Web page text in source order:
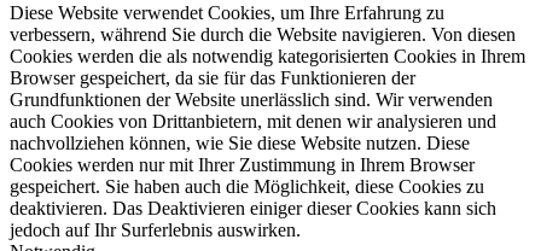
Diese Website verwendet Cookies, um Ihre Erfahrung zu
verbessern, während Sie durch die Website navigieren. Von diesen
Cookies werden die als notwendig kategorisierten Cookies in Ihrem
Browser gespeichert, da sie für das Funktionieren der
Grundfunktionen der Website unerlässlich sind. Wir verwenden
auch Cookies von Drittanbietern, mit denen wir analysieren und
nachvollziehen können, wie Sie diese Website nutzen. Diese
Cookies werden nur mit Ihrer Zustimmung in Ihrem Browser
gespeichert. Sie haben auch die Möglichkeit, diese Cookies zu
deaktivieren. Das Deaktivieren einiger dieser Cookies kann sich
jedoch auf Ihr Surferlebnis auswirken.